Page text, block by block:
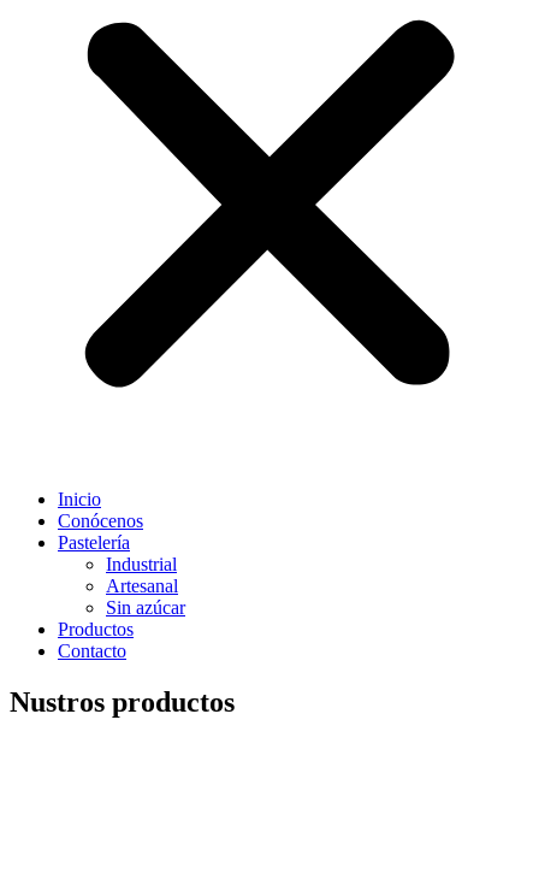
Inicio
Conócenos
Pastelería
Industrial
Artesanal
Sin azúcar
Productos
Contacto
Nustros productos